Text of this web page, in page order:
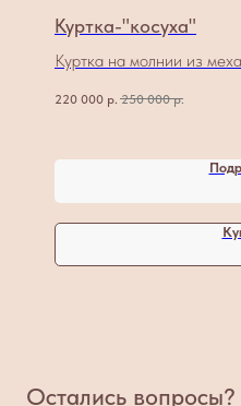
Куртка-"косуха"
Куртка на молнии из
220 000 р. 250 000 р.
Остались